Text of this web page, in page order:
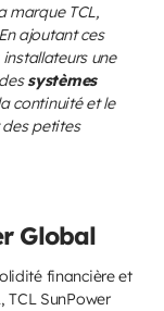
marque TCL,
ajoutant ces
une
systèmes
continuité et le
petites
Global
financière et
TCL SunPower